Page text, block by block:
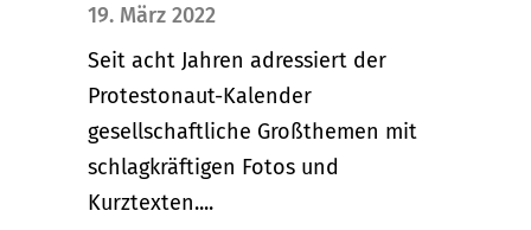
19. März 2022
Seit acht Jahren adressiert der
Protestonaut-Kalender
gesellschaftliche Großthemen mit
schlagkräftigen Fotos und
Kurztexten....